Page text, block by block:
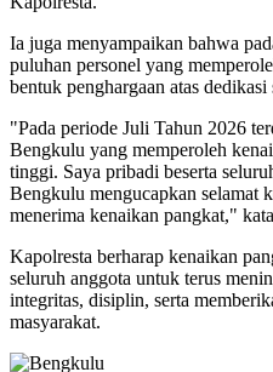
Ia juga menyampaikan bahwa
puluhan personel yang
bentuk penghargaan atas dedikasi
"Pada periode Juli Tahun 2026
Bengkulu yang memperoleh
tinggi. Saya pribadi beserta
Bengkulu mengucapkan selamat
menerima kenaikan pangkat,"
Kapolresta berharap kenaikan
seluruh anggota untuk terus
integritas, disiplin, serta
masyarakat.